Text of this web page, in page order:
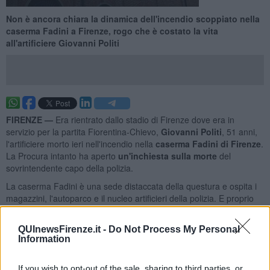
QUInewsFirenze.it - Do Not Process My Personal
Information
Non è ancora chiara la dinamica dell'incendio scoppiato nella
caserma Fadini a Firenze, rogo che è costato la vita
all'artificiere Giovanni Politi
FIRENZE — Era rientrato dallo stadio di Firenze dove era in
servizio per la partita Fiorentina-Chievo, Giovanni Politi , 51 anni,
l'artificiere morto ieri nell'incendio nella caserma Fadini di Firenze
La Procura intanto ha aperto un'inchiesta sulla morte del
sovrintendente capo della polizia.
La caserma Fadini è una sede distaccata della questura e ospita i
magazzini, l'autoparco e il nucleo artificieri della polizia. E proprio
nella parte che ospita la sezione degli artificieri è morto Politi.
Una delle ipotesi è che Politi stesse rimettendo a posto qualcosa